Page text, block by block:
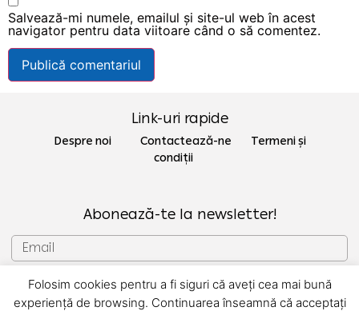
Salvează-mi numele, emailul și site-ul web în acest
navigator pentru data viitoare când o să comentez.
Link-uri rapide
Despre noi Contactează-ne
Termeni și
condiții
Abonează-te la newsletter!
SUBSCRIU
Folosim cookies pentru a fi siguri că aveți cea mai bună
experiență de browsing. Continuarea înseamnă că acceptați